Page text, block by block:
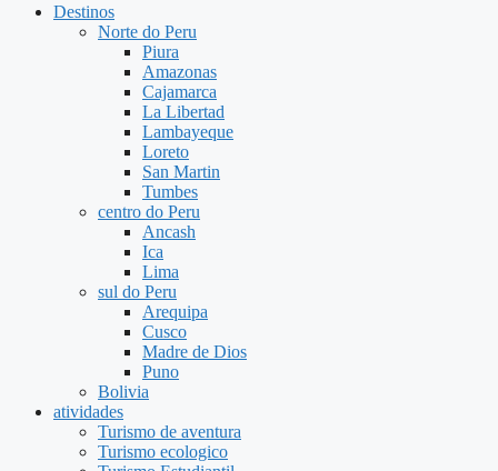
Destinos
Norte do Peru
Piura
Amazonas
Cajamarca
La Libertad
Lambayeque
Loreto
San Martin
Tumbes
centro do Peru
Ancash
Ica
Lima
sul do Peru
Arequipa
Cusco
Madre de Dios
Puno
Bolivia
atividades
Turismo de aventura
Turismo ecologico